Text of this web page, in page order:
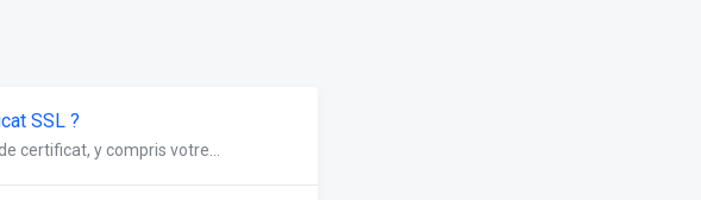
SSL ?
certificat, y compris votre...